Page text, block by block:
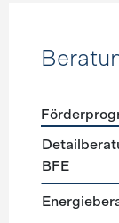
BFE